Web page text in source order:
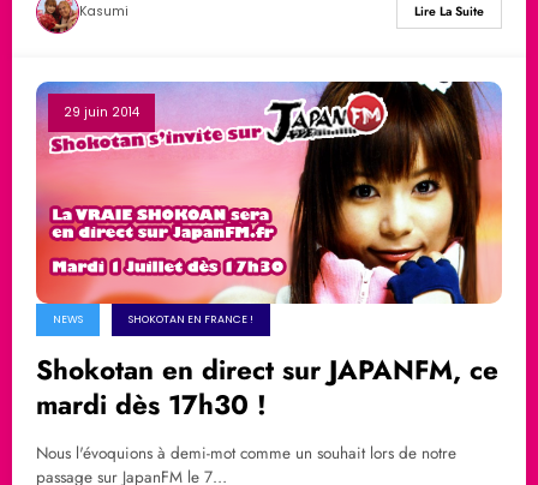
Kasumi Lire La Suite
29 juin 2014
NEWS SHOKOTAN EN FRANCE !
Shokotan en direct sur JAPANFM, ce
mardi dès 17h30 !
Nous l'évoquions à demi-mot comme un souhait lors de notre
passage sur JapanFM le 7…